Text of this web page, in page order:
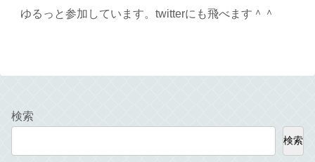
ゆるっと参加しています。twitterにも飛べます＾＾
検索
検索